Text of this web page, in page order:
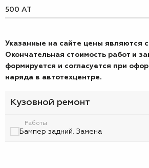
Указанные на сайте цены являются
Окончательная стоимость работ и
формируется и согласуется при
наряда в автотехцентре.
Кузовной ремонт
Работы
Бампер задний. Замена